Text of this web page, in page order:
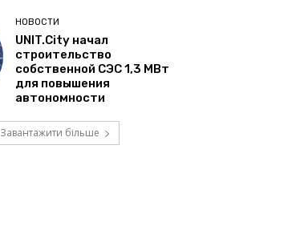
НОВОСТИ
UNIT.City начал
строительство
собственной СЭС 1,3 МВт
для повышения
автономности
Завантажити більше